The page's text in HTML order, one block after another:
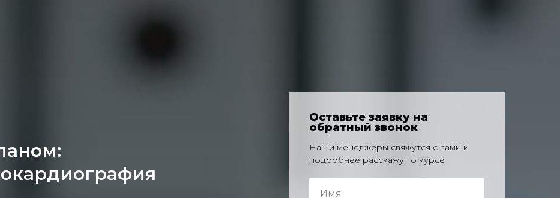
Оставьте заявку на
обратный звонок
Наши менеджеры свяжутся с вами и
подробнее расскажут о курсе